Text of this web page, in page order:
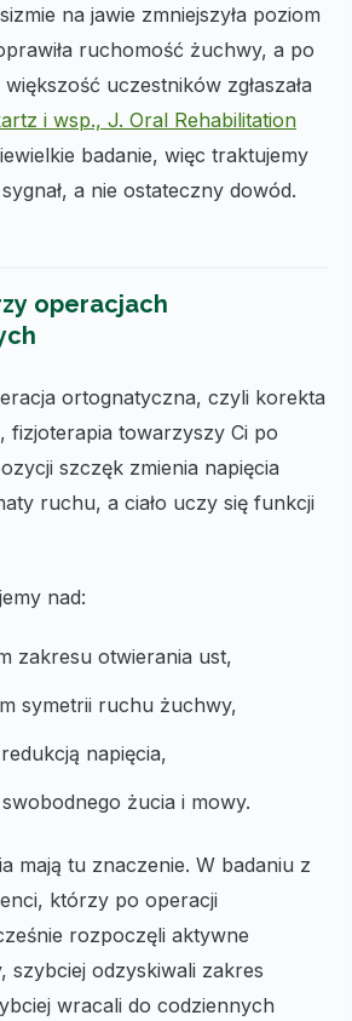
na jawie zmniejszyła poziom
ruchomość żuchwy, a po
uczestników zgłaszała
i wsp., J. Oral Rehabilitation
badanie, więc traktujemy
a nie ostateczny dowód.
operacjach
ortognatyczna, czyli korekta
fizjoterapia towarzyszy Ci po
szczęk zmienia napięcia
ruchu, a ciało uczy się funkcji
nad:
zakresu otwierania ust,
symetrii ruchu żuchwy,
napięcia,
żucia i mowy.
mają tu znaczenie. W badaniu z
którzy po operacji
rozpoczęli aktywne
szybciej odzyskiwali zakres
wracali do codziennych